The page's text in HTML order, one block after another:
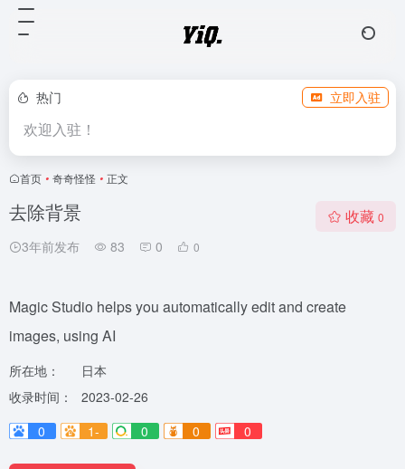
热门 立即入驻
欢迎入驻！
首页 • 奇奇怪怪 • 正文
去除背景
3年前发布 83 0 0
收藏 0
Magic Studio helps you automatically edit and create
images, using AI
所在地：
日本
收录时间：
2023-02-26
0
1- 0 0 0